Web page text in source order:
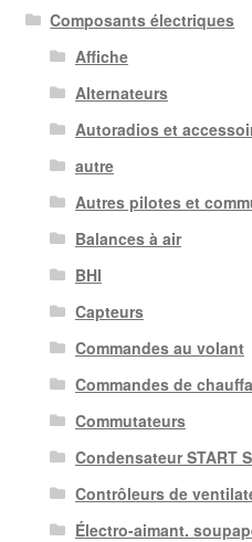
Composants électriques
Affiche
Alternateurs
Autoradios et
autre
Autres pilotes et
Balances à air
BHI
Capteurs
Commandes au volant
Commandes de
Commutateurs
Condensateur START
Contrôleurs de
Électro-aimant.